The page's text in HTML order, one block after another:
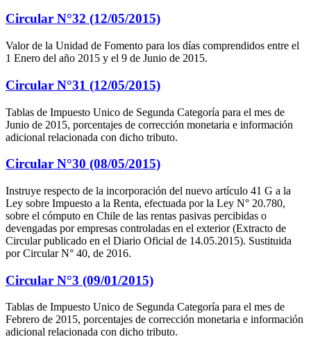
Circular N°32 (12/05/2015)
Valor de la Unidad de Fomento para los días comprendidos entre el
1 Enero del año 2015 y el 9 de Junio de 2015.
Circular N°31 (12/05/2015)
Tablas de Impuesto Unico de Segunda Categoría para el mes de
Junio de 2015, porcentajes de corrección monetaria e información
adicional relacionada con dicho tributo.
Circular N°30 (08/05/2015)
Instruye respecto de la incorporación del nuevo artículo 41 G a la
Ley sobre Impuesto a la Renta, efectuada por la Ley N° 20.780,
sobre el cómputo en Chile de las rentas pasivas percibidas o
devengadas por empresas controladas en el exterior (Extracto de
Circular publicado en el Diario Oficial de 14.05.2015). Sustituida
por Circular N° 40, de 2016.
Circular N°3 (09/01/2015)
Tablas de Impuesto Unico de Segunda Categoría para el mes de
Febrero de 2015, porcentajes de corrección monetaria e información
adicional relacionada con dicho tributo.